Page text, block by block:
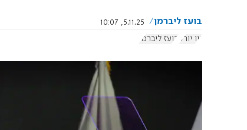
בועז ליברמן
5.11.25, 10:07
ניו יורק בועז ליברמן